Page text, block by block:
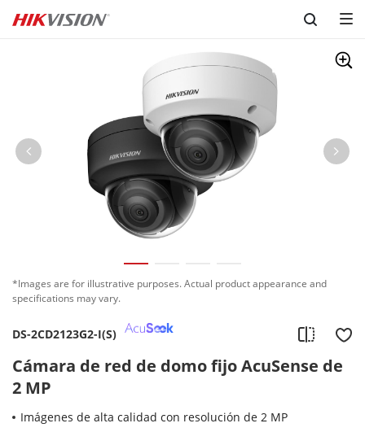
Skip to content
*Images are for illustrative purposes. Actual product appearance and
specifications may vary.
DS-2CD2123G2-I(S)
Cámara de red de domo fijo AcuSense de
2 MP
Imágenes de alta calidad con resolución de 2 MP